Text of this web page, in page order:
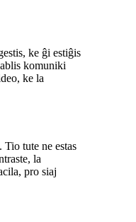
ke ĝi estiĝis
komuniki
ke la
tute ne estas
la
pro siaj